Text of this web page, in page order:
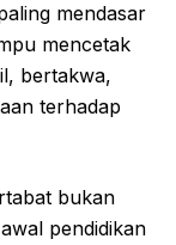
mendasar
mencetak
bertakwa,
terhadap
bukan
pendidikan